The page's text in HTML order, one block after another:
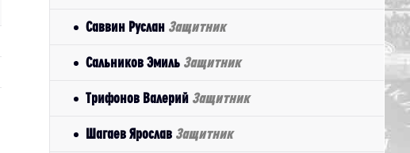
Саввин Руслан Защитник
Сальников Эмиль Защитник
Трифонов Валерий Защитник
Шагаев Ярослав Защитник